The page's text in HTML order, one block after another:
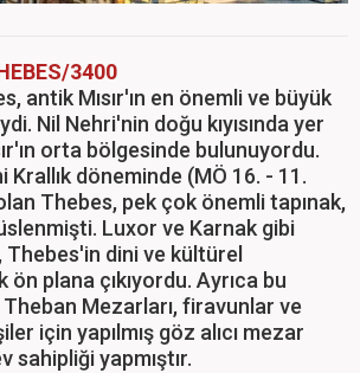
3400
antik Mısır'ın en önemli ve büyük
Nil Nehri'nin doğu kıyısında yer
orta bölgesinde bulunuyordu.
Krallık döneminde (MÖ 16. - 11.
Thebes, pek çok önemli tapınak,
Luxor ve Karnak gibi
Thebes'in dini ve kültürel
plana çıkıyordu. Ayrıca bu
Mezarları, firavunlar ve
için yapılmış göz alıcı mezar
sahipliği yapmıştır.